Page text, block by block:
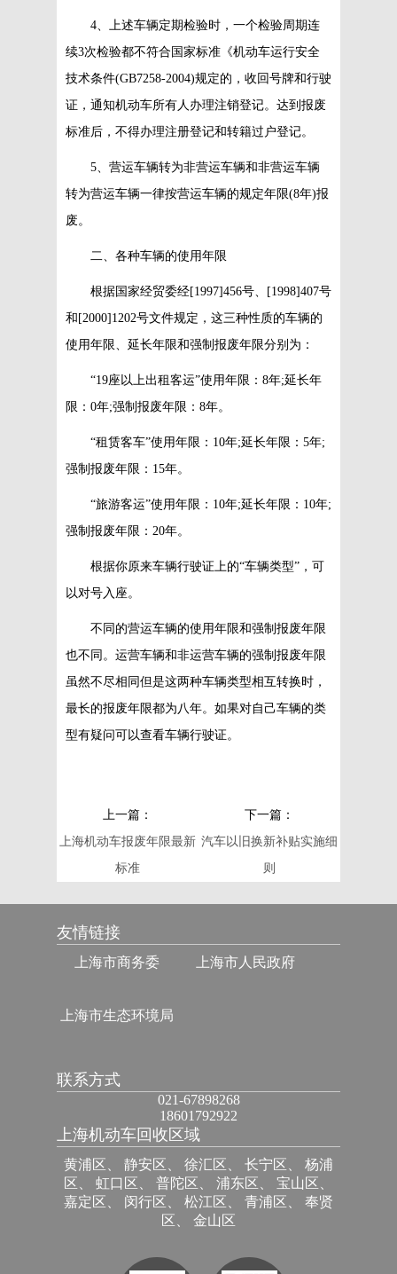
4、上述车辆定期检验时，一个检验周期连
续3次检验都不符合国家标准《机动车运行安全
技术条件(GB7258-2004)规定的，收回号牌和行驶
证，通知机动车所有人办理注销登记。达到报废
标准后，不得办理注册登记和转籍过户登记。
5、营运车辆转为非营运车辆和非营运车辆
转为营运车辆一律按营运车辆的规定年限(8年)报
废。
二、各种车辆的使用年限
根据国家经贸委经[1997]456号、[1998]407号
和[2000]1202号文件规定，这三种性质的车辆的
使用年限、延长年限和强制报废年限分别为：
“19座以上出租客运”使用年限：8年;延长年
限：0年;强制报废年限：8年。
“租赁客车”使用年限：10年;延长年限：5年;
强制报废年限：15年。
“旅游客运”使用年限：10年;延长年限：10年;
强制报废年限：20年。
根据你原来车辆行驶证上的“车辆类型”，可
以对号入座。
不同的营运车辆的使用年限和强制报废年限
也不同。运营车辆和非运营车辆的强制报废年限
虽然不尽相同但是这两种车辆类型相互转换时，
最长的报废年限都为八年。如果对自己车辆的类
型有疑问可以查看车辆行驶证。
上一篇：
上海机动车报废年限最新
标准
下一篇：
汽车以旧换新补贴实施细
则
友情链接
上海市商务委 上海市人民政府
上海市生态环境局
联系方式
021-67898268
18601792922
上海机动车回收区域
黄浦区、 静安区、 徐汇区、 长宁区、 杨浦
区、 虹口区、 普陀区、 浦东区、 宝山区、
嘉定区、 闵行区、 松江区、 青浦区、 奉贤
区、 金山区